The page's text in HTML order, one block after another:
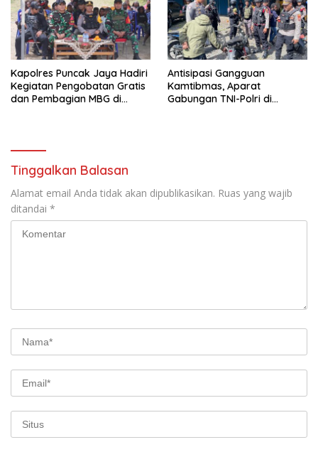
Kapolres Puncak Jaya Hadiri
Kegiatan Pengobatan Gratis
dan Pembagian MBG di
Antisipasi Gangguan
Kamtibmas, Aparat
Gabungan TNI-Polri di
Tinggalkan Balasan
Alamat email Anda tidak akan dipublikasikan. Ruas yang wajib
ditandai *